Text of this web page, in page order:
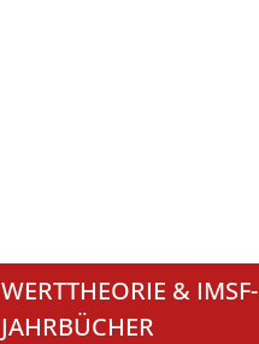
WERTTHEORIE & IMSF-
JAHRBÜCHER